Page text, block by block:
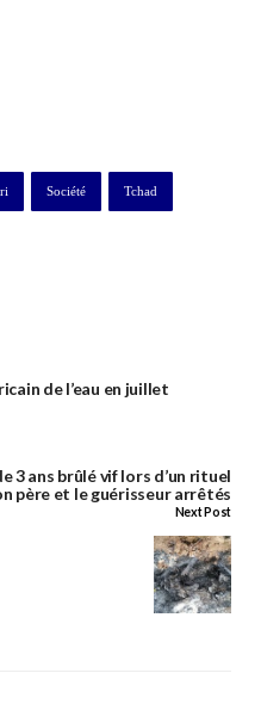
Société Tchad
de l’eau en juillet
3 ans brûlé vif lors d’un rituel
père et le guérisseur arrêtés
Next Post